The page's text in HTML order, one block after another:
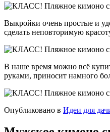
Выкройки очень простые и
сделать неповторимую
В наше время можно всё
руками, приносит намного
Опубликовано в Идеи для